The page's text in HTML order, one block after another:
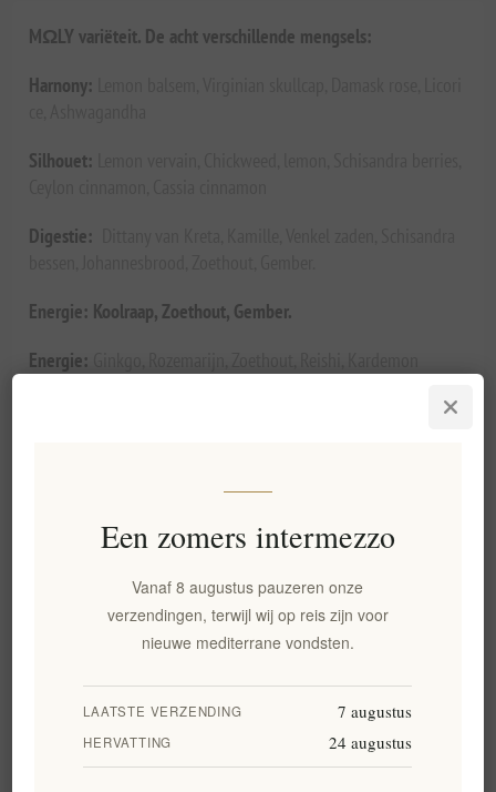
MΩLY variëteit. De acht verschillende mengsels:
Harnony:
Silhouet:
Digestie:
Energie: Koolraap, Zoethout, Gember.
Energie:
Roselle, Chinese milkvetch, Ginger, Reishi, Licorice, Pe
cup:Passiebloem, Virginia glidkruid, Hop, Lavendel, Ash
Paardebloem, Schisandra bessen, Kippenkruid, Kurkuma,
8 stuks - NetWeight 20ge
🌼 Beterschapscadeau 🎂 Verjaardagscadeau
🙏 Bedankcadeau
Een zomers intermezzo
Vanaf 8 augustus pauzeren onze
verzendingen, terwijl wij op reis zijn voor
nieuwe mediterrane vondsten.
LAATSTE VERZENDING 7 augustus
HERVATTING 24 augustus